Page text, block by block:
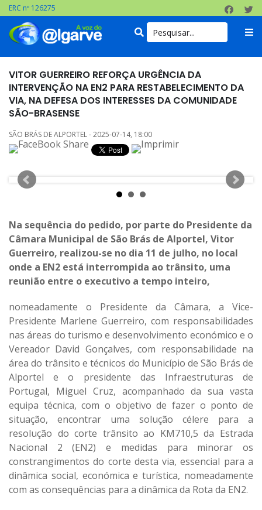
ERC nº 126275
VITOR GUERREIRO REFORÇA URGÊNCIA DA
INTERVENÇÃO NA EN2 PARA RESTABELECIMENTO DA
VIA, NA DEFESA DOS INTERESSES DA COMUNIDADE
SÃO-BRASENSE
SÃO BRÁS DE ALPORTEL - 2025-07-14, 18:00
Na sequência do pedido, por parte do Presidente da
Câmara Municipal de São Brás de Alportel, Vitor
Guerreiro, realizou-se no dia 11 de julho, no local
onde a EN2 está interrompida ao trânsito, uma
reunião entre o executivo a tempo inteiro,
nomeadamente o Presidente da Câmara, a Vice-
Presidente Marlene Guerreiro, com responsabilidades
nas áreas do turismo e desenvolvimento económico e o
Vereador David Gonçalves, com responsabilidade na
área do trânsito e técnicos do Município de São Brás de
Alportel e o presidente das Infraestruturas de
Portugal, Miguel Cruz, acompanhado da sua vasta
equipa técnica, com o objetivo de fazer o ponto de
situação, encontrar uma solução célere para a
resolução do corte trânsito ao KM710,5 da Estrada
Nacional 2 (EN2) e medidas para minorar os
constrangimentos do corte desta via, essencial para a
dinâmica social, económica e turística, nomeadamente
com as consequências para a dinâmica da Rota da EN2.